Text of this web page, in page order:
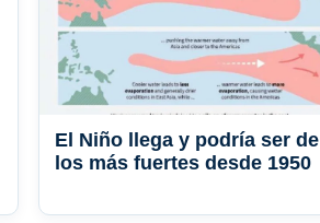
El Niño llega y podría ser de
los más fuertes desde 1950